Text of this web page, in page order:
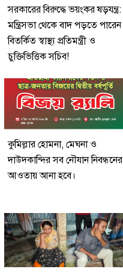
সরকারের বিরুদ্ধে ভয়ংকর ষড়যন্ত্র:
মন্ত্রিসভা থেকে বাদ পড়তে পারেন
বিতর্কিত স্বাস্থ্য প্রতিমন্ত্রী ও
চুক্তিভিত্তিক সচিব!
কুমিল্লার হোমনা, মেঘনা ও
দাউদকান্দির সব নৌযান নিবন্ধনের
আওতায় আনা হবে।